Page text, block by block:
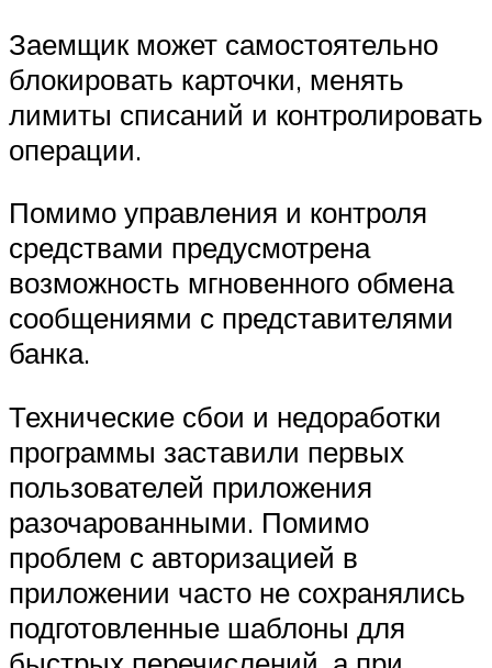
Заемщик может самостоятельно
блокировать карточки, менять
лимиты списаний и контролировать
операции.
Помимо управления и контроля
средствами предусмотрена
возможность мгновенного обмена
сообщениями с представителями
банка.
Технические сбои и недоработки
программы заставили первых
пользователей приложения
разочарованными. Помимо
проблем с авторизацией в
приложении часто не сохранялись
подготовленные шаблоны для